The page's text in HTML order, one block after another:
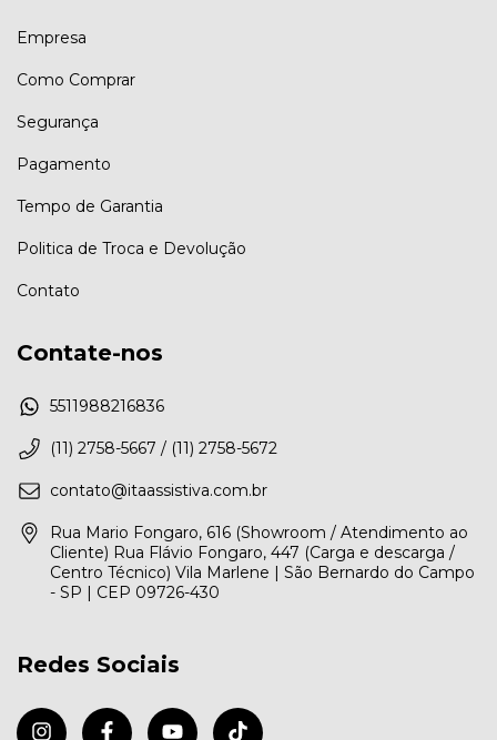
Empresa
Como Comprar
Segurança
Pagamento
Tempo de Garantia
Politica de Troca e Devolução
Contato
Contate-nos
5511988216836
(11) 2758-5667 / (11) 2758-5672
contato@itaassistiva.com.br
Rua Mario Fongaro, 616 (Showroom / Atendimento ao
Cliente) Rua Flávio Fongaro, 447 (Carga e descarga /
Centro Técnico) Vila Marlene | São Bernardo do Campo
- SP | CEP 09726-430
Redes Sociais